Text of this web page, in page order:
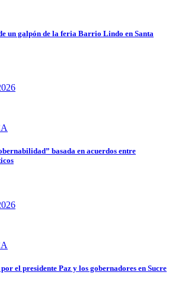
un galpón de la feria Barrio Lindo en Santa
basada en acuerdos entre
el presidente Paz y los gobernadores en Sucre